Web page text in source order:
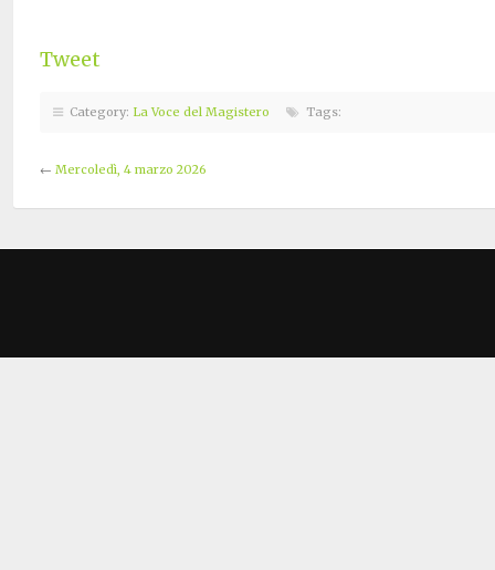
Tweet
Category: La Voce del Magistero Tags:
← Mercoledì, 4 marzo 2026